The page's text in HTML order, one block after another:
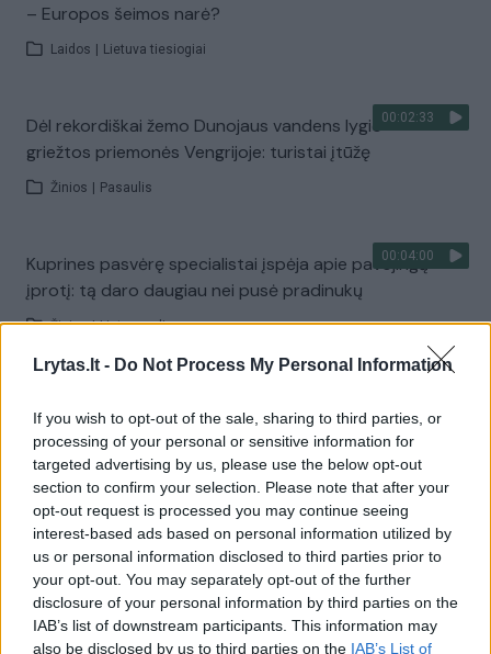
Lrytas.lt - Do Not Process My Personal Information
If you wish to opt-out of the sale, sharing to third parties, or
processing of your personal or sensitive information for
targeted advertising by us, please use the below opt-out
section to confirm your selection. Please note that after your
opt-out request is processed you may continue seeing
interest-based ads based on personal information utilized by
us or personal information disclosed to third parties prior to
your opt-out. You may separately opt-out of the further
disclosure of your personal information by third parties on the
IAB’s list of downstream participants. This information may
also be disclosed by us to third parties on the IAB’s List of
– Europos šeimos narė?
Laidos Lietuva tiesiogiai
00:02:33
Dėl rekordiškai žemo Dunojaus vandens lygio –
griežtos priemonės Vengrijoje: turistai įtūžę
Žinios Pasaulis
00:04:00
Kuprines pasvėrę specialistai įspėja apie pavojingą
įprotį: tą daro daugiau nei pusė pradinukų
Žinios | Lietuvos diena
Žiūrimiausi įrašai
00:00:30
Vaizdai iš tragiškos avarijos Vilniaus r.: dviejų moterų ir
vaiko gyvybių išgelbėti nepavyko
Žinios | Lietuvos diena